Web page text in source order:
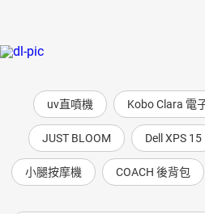
uv直噴機 Kobo Clara 電
JUST BLOOM Dell XPS 15
小腿按摩機 COACH 後背包